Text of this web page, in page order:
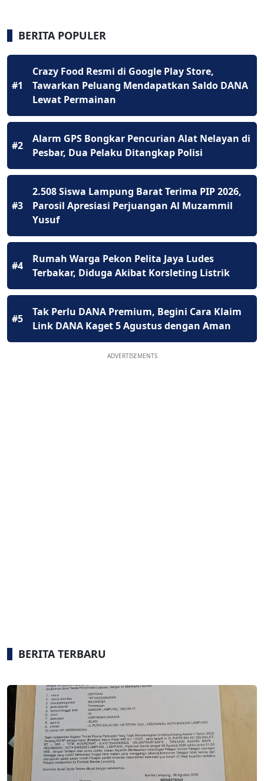
BERITA POPULER
#1
Crazy Food Resmi di Google Play Store,
Tawarkan Peluang Mendapatkan Saldo DANA
Lewat Permainan
#2
Alarm GPS Bongkar Pencurian Alat Nelayan di
Pesbar, Dua Pelaku Ditangkap Polisi
#3
2.508 Siswa Lampung Barat Terima PIP 2026,
Parosil Apresiasi Perjuangan Al Muzammil
Yusuf
#4
Rumah Warga Pekon Pelita Jaya Ludes
Terbakar, Diduga Akibat Korsleting Listrik
#5
Tak Perlu DANA Premium, Begini Cara Klaim
Link DANA Kaget 5 Agustus dengan Aman
ADVERTISEMENTS
BERITA TERBARU